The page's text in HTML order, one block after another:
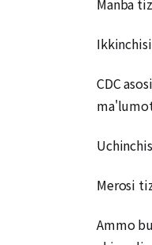
Manba
CDC
Merosi
Ammo